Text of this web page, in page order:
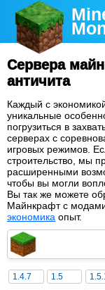
Сервера
античита
Каждый с
уникальные
погрузиться в
серверах с
игровых режимов.
строительство, мы
расширенными
чтобы вы могли
Вы так же можете
Майнкрафт с
экономика опыт.
1.4.7 1.5 1.5.1